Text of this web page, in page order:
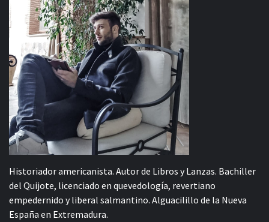
Historiador americanista. Autor de Libros y Lanzas. Bachiller
del Quijote, licenciado en quevedología, revertiano
empedernido y liberal salmantino. Alguacilillo de la Nueva
España en Extremadura.